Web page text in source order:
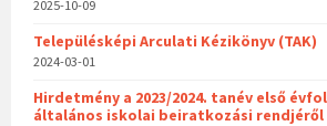
2025-10-09
Településképi Arculati Kézikönyv (TAK)
2024-03-01
Hirdetmény a 2023/2024. tanév első
általános iskolai beiratkozási rendjéről